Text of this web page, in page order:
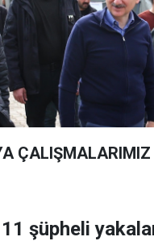
ÇALIŞMALARIMIZ
şüpheli